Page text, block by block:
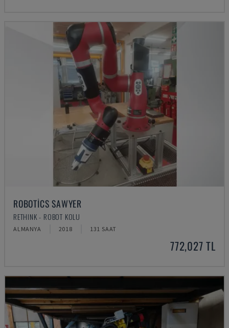
ROBOTICS SAWYER
RETHINK - ROBOT KOLU
ALMANYA 2018 131 SAAT
772,027 TL